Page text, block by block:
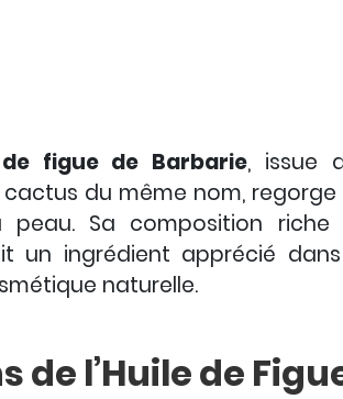
figue de Barbarie, issue
du même nom, regorge
peau. Sa composition riche
un ingrédient apprécié
naturelle.
de l’Huile de